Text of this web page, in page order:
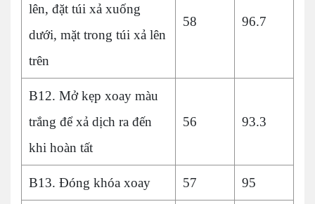
lên, đặt túi xả xuống
dưới, mặt trong túi xả lên
trên
58 96.7
B12. Mở kẹp xoay màu
trắng để xả dịch ra đến
khi hoàn tất
56 93.3
B13. Đóng khóa xoay 57 95